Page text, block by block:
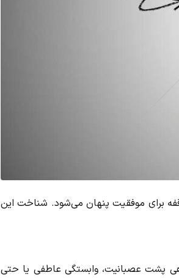
برای موفقیت پنهان می‌شود. شناخت این
پشت عصبانیت، وابستگی عاطفی یا حتی